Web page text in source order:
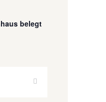
belegt